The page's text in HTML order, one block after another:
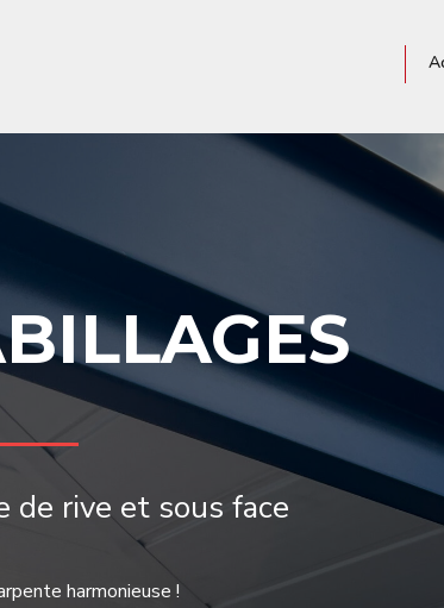
de rive et sous face
harmonieuse !